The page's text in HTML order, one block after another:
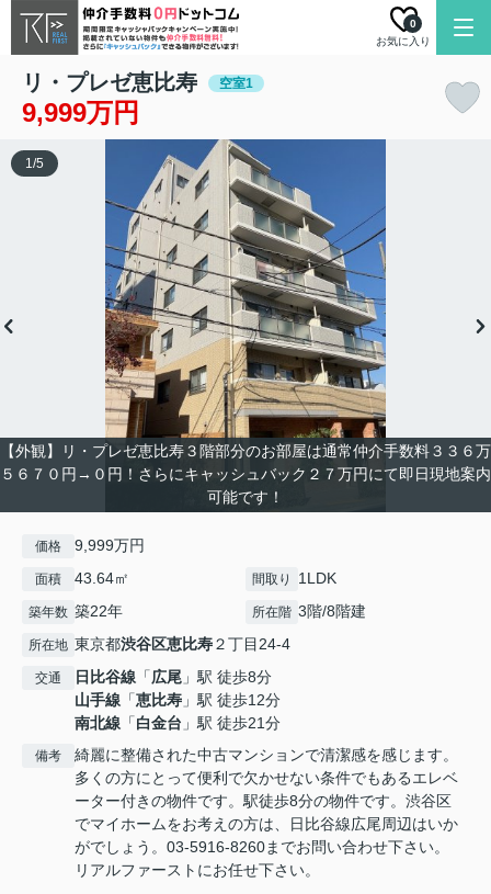
お気に入り
0
リ・プレゼ恵比寿 空室1
9,999万円
【外観】リ・プレゼ恵比寿３階部分のお部屋は通常仲介手数料３３６万
５６７０円→０円！さらにキャッシュバック２７万円にて即日現地案内
可能です！
1/5
価格 9,999万円
面積 43.64㎡ 間取り 1LDK
築年数 築22年 所在階 3階/8階建
所在地 東京都渋谷区恵比寿２丁目24-4
交通 日比谷線 「広尾 」駅 徒歩8分
山手線 「恵比寿 」駅 徒歩12分
南北線 「白金台 」駅 徒歩21分
備考
綺麗に整備された中古マンションで清潔感を感じます。
多くの方にとって便利で欠かせない条件でもあるエレベ
ーター付きの物件です。駅徒歩8分の物件です。渋谷区
でマイホームをお考えの方は、日比谷線広尾周辺はいか
がでしょう。03-5916-8260までお問い合わせ下さい。
リアルファーストにお任せ下さい。